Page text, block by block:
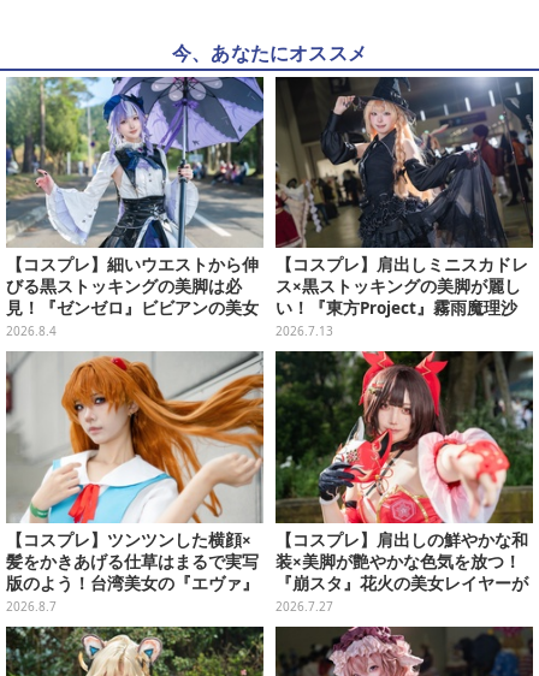
今、あなたにオススメ
【コスプレ】細いウエストから伸
びる黒ストッキングの美脚は必
見！『ゼンゼロ』ビビアンの美女
レイヤーが優雅に降臨【写真9
枚】
2026.8.4
【コスプレ】肩出しミニスカドレ
ス×黒ストッキングの美脚が麗し
い！『東方Project』霧雨魔理沙
のエレガントスタイルが可愛すぎ
【写真9枚】
2026.7.13
【コスプレ】ツンツンした横顔×
髪をかきあげる仕草はまるで実写
版のよう！台湾美女の『エヴァ』
制服アスカが美しすぎた【写真8
枚】
2026.8.7
【コスプレ】肩出しの鮮やかな和
装×美脚が艶やかな色気を放つ！
『崩スタ』花火の美女レイヤーが
魅せる挑発的な表情にゾクゾクす
る【写真8枚】
2026.7.27